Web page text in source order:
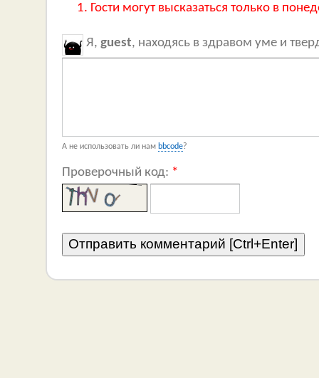
Гости могут высказаться только в
Я, guest, находясь в здравом уме и
А не использовать ли нам bbcode?
Проверочный код: *